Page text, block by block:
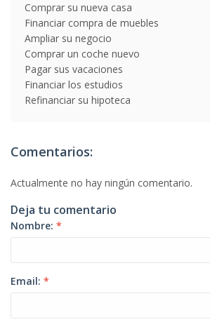
Comprar su nueva casa
Financiar compra de muebles
Ampliar su negocio
Comprar un coche nuevo
Pagar sus vacaciones
Financiar los estudios
Refinanciar su hipoteca
Comentarios:
Actualmente no hay ningún comentario.
Deja tu comentario
Nombre: *
Email: *